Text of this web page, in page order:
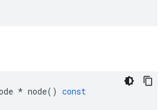
* node() const